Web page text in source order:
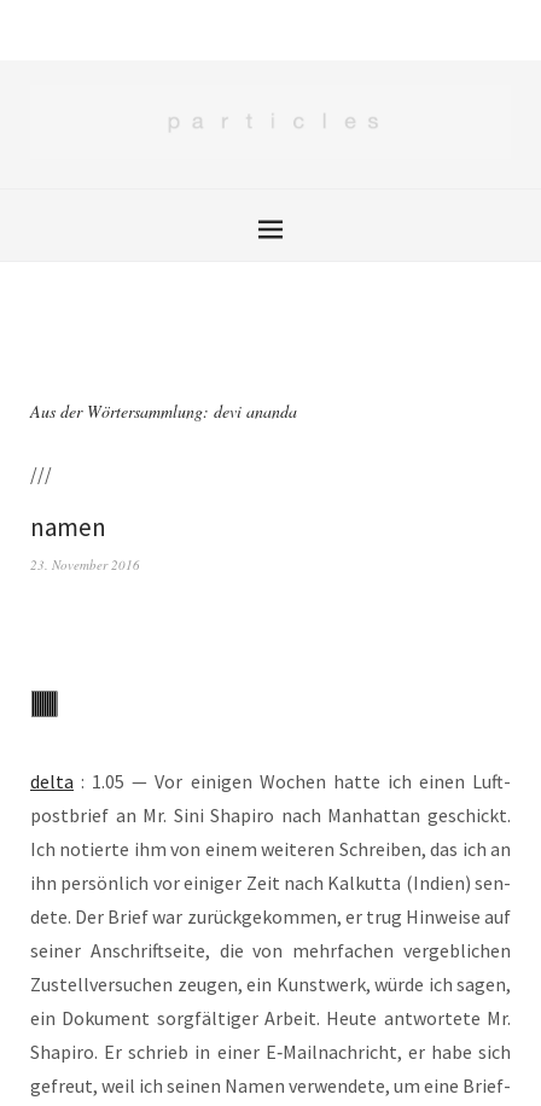
Aus der Wörtersammlung: devi ananda
///
namen
23. November 2016
del­ta : 1.05 — Vor eini­gen Wochen hat­te ich einen Luft­
post­brief an Mr. Sini Sha­pi­ro nach Man­hat­tan geschickt.
Ich notier­te ihm von einem wei­te­ren Schrei­ben, das ich an
ihn per­sön­lich vor eini­ger Zeit nach Kal­kut­ta (Indi­en) sen­
de­te. Der Brief war zurück­ge­kom­men, er trug Hin­wei­se auf
sei­ner Anschrift­sei­te, die von mehr­fa­chen ver­geb­li­chen
Zustell­ver­su­chen zeu­gen, ein Kunst­werk, wür­de ich sagen,
ein Doku­ment sorg­fäl­ti­ger Arbeit. Heu­te ant­wor­te­te Mr.
Sha­pi­ro. Er schrieb in einer E‑Mailnachricht, er habe sich
gefreut, weil ich sei­nen Namen ver­wen­de­te, um eine Brief­